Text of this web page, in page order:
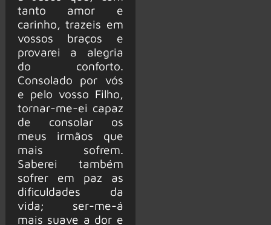
tanto amor e
carinho, trazeis em
vossos braços e
provarei a alegria
do conforto.
Consolado por vós
e pelo vosso Filho,
tornar-me-ei capaz
de consolar os
meus irmãos que
mais sofrem.
Saberei também
sofrer em paz as
dificuldades da
vida; ser-me-á
mais suave a dor e